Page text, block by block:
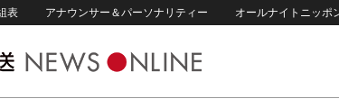
表 アナウンサー＆パーソナリティー オールナイトニッポ